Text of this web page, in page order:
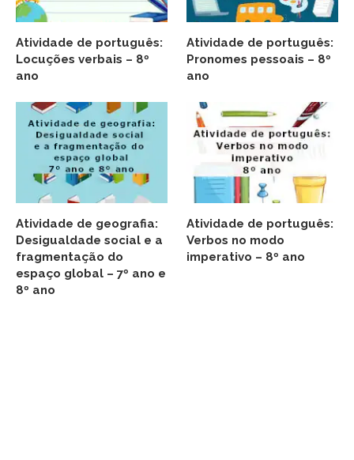
Atividade de português:
Locuções verbais – 8º
ano
Atividade de português:
Pronomes pessoais – 8º
ano
Atividade de geografia:
Desigualdade social e a
fragmentação do
espaço global – 7º ano e
8º ano
Atividade de português:
Verbos no modo
imperativo – 8º ano